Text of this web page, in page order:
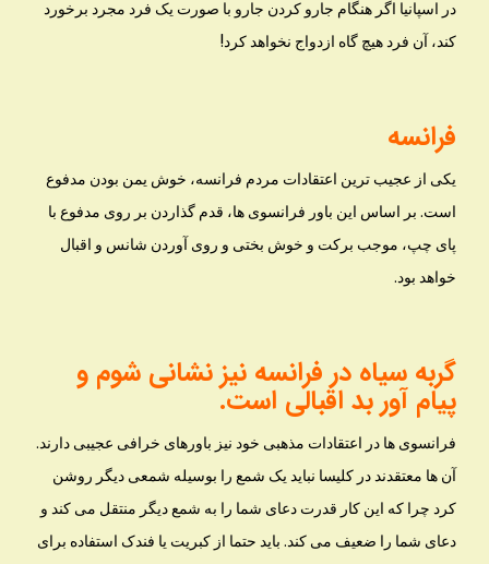
در اسپانیا اگر هنگام جارو کردن جارو با صورت یک فرد مجرد برخورد
کند، آن فرد هیچ گاه ازدواج نخواهد کرد!
فرانسه
یکی از عجیب ترین اعتقادات مردم فرانسه، خوش یمن بودن مدفوع
است. بر اساس این باور فرانسوی ها، قدم گذاردن بر روی مدفوع با
پای چپ، موجب برکت و خوش بختی و روی آوردن شانس و اقبال
خواهد بود.
گربه سیاه در فرانسه نیز نشانی شوم و
پیام آور بد اقبالی است.
فرانسوی ها در اعتقادات مذهبی خود نیز باورهای خرافی عجیبی دارند.
آن ها معتقدند در کلیسا نباید یک شمع را بوسیله شمعی دیگر روشن
کرد چرا که این کار قدرت دعای شما را به شمع دیگر منتقل می کند و
دعای شما را ضعیف می کند. باید حتما از کبریت یا فندک استفاده برای